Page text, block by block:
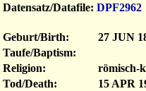
Datensatz/Datafile: DPF2962
Geburt/Birth:
27 JUN
Taufe/Baptism:
Religion:
römisch-
Tod/Death:
15 APR